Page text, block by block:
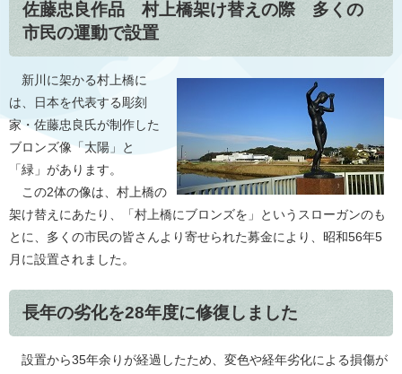
佐藤忠良作品 村上橋架け替えの際 多くの
市民の運動で設置
新川に架かる村上橋に
は、日本を代表する彫刻
家・佐藤忠良氏が制作した
ブロンズ像「太陽」と
「緑」があります。
この2体の像は、村上橋の
架け替えにあたり、「村上橋にブロンズを」というスローガンのも
とに、多くの市民の皆さんより寄せられた募金により、昭和56年5
月に設置されました。
長年の劣化を28年度に修復しました
設置から35年余りが経過したため、変色や経年劣化による損傷が